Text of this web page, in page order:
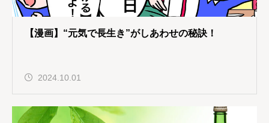
【漫画】“元気で長生き”がしあわせの秘訣！
2024.10.01